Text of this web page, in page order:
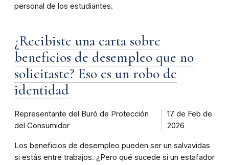
personal de los estudiantes.
¿Recibiste una carta sobre
beneficios de desempleo que no
solicitaste? Eso es un robo de
identidad
Representante del Buró de Protección
del Consumidor
17 de Feb de
2026
Los beneficios de desempleo pueden ser un salvavidas
si estás entre trabajos. ¿Pero qué sucede si un estafador